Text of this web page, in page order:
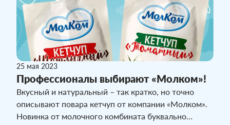
25 мая 2023
Профессионалы выбирают «Молком»!
Вкусный и натуральный – так кратко, но точно
описывают повара кетчуп от компании «Молком».
Новинка от молочного комбината буквально